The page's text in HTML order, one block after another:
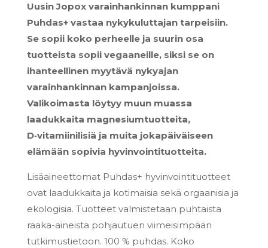
Uusin Jopox varainhankinnan kumppani
Puhdas+ vastaa nykykuluttajan tarpeisiin.
Se sopii koko perheelle ja suurin osa
tuotteista sopii vegaaneille, siksi se on
ihanteellinen myytävä nykyajan
varainhankinnan kampanjoissa.
Valikoimasta löytyy muun muassa
laadukkaita magnesiumtuotteita,
D‑vitamiinilisiä ja muita jokapäiväiseen
elämään sopivia hyvinvointituotteita.
Lisäaineettomat Puhdas+ hyvinvointituotteet
ovat laadukkaita ja kotimaisia sekä orgaanisia ja
ekologisia. Tuotteet valmistetaan puhtaista
raaka-aineista pohjautuen viimeisimpään
tutkimustietoon. 100 % puhdas. Koko